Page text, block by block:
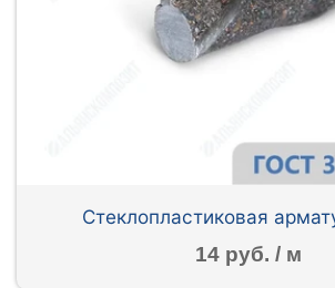
Стеклопластиковая
14 руб. / м